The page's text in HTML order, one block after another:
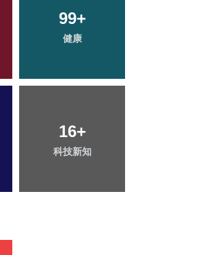
99+
健康
16+
科技新知
1+
大陸
331+
綜合新聞